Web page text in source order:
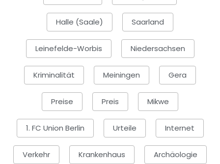
Halle (Saale) Saarland
Leinefelde-Worbis Niedersachsen
Kriminalität Meiningen Gera
Preise Preis Mikwe
1. FC Union Berlin Urteile Internet
Verkehr Krankenhaus Archäologie